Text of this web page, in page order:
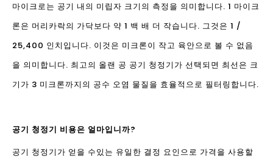
마이크로는 공기 내의 미립자 크기의 측정을 의미합니다. 1 마이크
론은 머리카락의 가닥보다 약 1 백 배 더 작습니다. 그것은 1 /
25,400 인치입니다. 이것은 미크론이 작고 육안으로 볼 수 없음
을 의미합니다. 최고의 올랜 공 공기 청정기가 선택되면 최선은 크
기가 3 미크론까지의 공수 오염 물질을 효율적으로 필터링합니다.
공기 청정기 비용은 얼마입니까?
공기 청정기가 얻을 수있는 유일한 결정 요인으로 가격을 사용할